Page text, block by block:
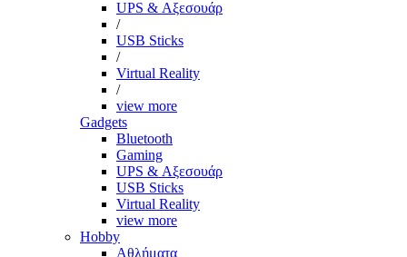
UPS & Αξεσουάρ
/
USB Sticks
/
Virtual Reality
/
view more
Gadgets
Bluetooth
Gaming
UPS & Αξεσουάρ
USB Sticks
Virtual Reality
view more
Hobby
Αθλήματα